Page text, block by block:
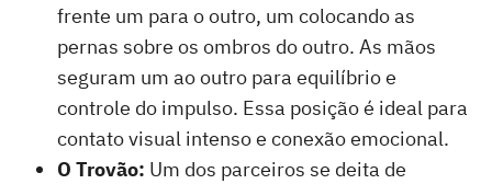
frente um para o outro, um colocando as
pernas sobre os ombros do outro. As mãos
seguram um ao outro para equilíbrio e
controle do impulso. Essa posição é ideal para
contato visual intenso e conexão emocional.
O Trovão: Um dos parceiros se deita de